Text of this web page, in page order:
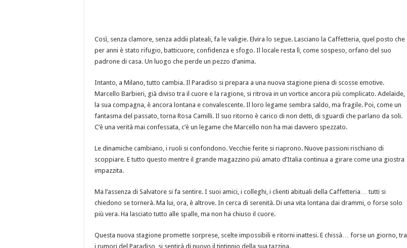
Così, senza clamore, senza addii plateali, fa le valigie. Elvira lo segue. Lasciano la Caffetteria, quel posto che
per anni è stato rifugio, batticuore, confidenza e sfogo. Il locale resta lì, come sospeso, orfano del suo
padrone di casa. Un luogo che perde un pezzo d’anima.
Intanto, a Milano, tutto cambia. Il Paradiso si prepara a una nuova stagione piena di scosse emotive.
Marcello Barbieri, già diviso tra il cuore e la ragione, si ritrova in un vortice ancora più complicato. Adelaide,
la sua compagna, è ancora lontana e convalescente. Il loro legame sembra saldo, ma fragile. Poi, come un
fantasma del passato, torna Rosa Camilli. Il suo ritorno è carico di non detti, di sguardi che parlano da soli.
C’è una verità mai confessata, c’è un legame che Marcello non ha mai davvero spezzato.
Le dinamiche cambiano, i ruoli si confondono. Vecchie ferite si riaprono. Nuove passioni rischiano di
scoppiare. E tutto questo mentre il grande magazzino più amato d’Italia continua a girare come una giostra
impazzita.
Ma l’assenza di Salvatore si fa sentire. I suoi amici, i colleghi, i clienti abituali della Caffetteria… tutti si
chiedono se tornerà. Ma lui, ora, è altrove. In cerca di serenità. Di una vita lontana dai drammi, o forse solo
più vera. Ha lasciato tutto alle spalle, ma non ha chiuso il cuore.
Questa nuova stagione promette sorprese, scelte impossibili e ritorni inattesi. E chissà… forse un giorno, tra
i rumori del Paradiso, si sentirà di nuovo il tintinnio della sua tazzina.